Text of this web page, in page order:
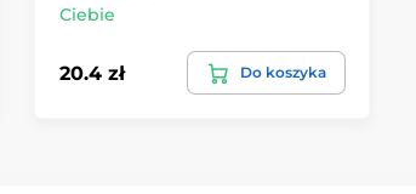
Ciebie
20.4 zł Do koszyka